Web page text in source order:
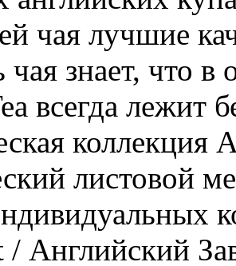
чая лучшие
чая знает, что в
всегда лежит
коллекция
листовой
/ Английский